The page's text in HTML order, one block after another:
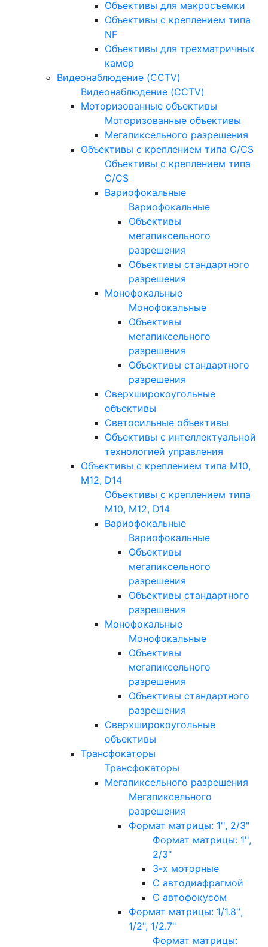
Объективы для макросъемки
Объективы с креплением типа
NF
Объективы для трехматричных
камер
Видеонаблюдение (CCTV)
Видеонаблюдение (CCTV)
Моторизованные объективы
Моторизованные объективы
Мегапиксельного разрешения
Объективы с креплением типа C/CS
Объективы с креплением типа
C/CS
Вариофокальные
Вариофокальные
Объективы
мегапиксельного
разрешения
Объективы стандартного
разрешения
Монофокальные
Монофокальные
Объективы
мегапиксельного
разрешения
Объективы стандартного
разрешения
Сверхширокоугольные
объективы
Светосильные объективы
Объективы с интеллектуальной
технологией управления
Объективы с креплением типа M10,
M12, D14
Объективы с креплением типа
M10, M12, D14
Вариофокальные
Вариофокальные
Объективы
мегапиксельного
разрешения
Объективы стандартного
разрешения
Монофокальные
Монофокальные
Объективы
мегапиксельного
разрешения
Объективы стандартного
разрешения
Сверхширокоугольные
объективы
Трансфокаторы
Трансфокаторы
Мегапиксельного разрешения
Мегапиксельного
разрешения
Формат матрицы: 1'', 2/3"
Формат матрицы: 1'',
2/3"
3-х моторные
С автодиафрагмой
С автофокусом
Формат матрицы: 1/1.8'',
1/2", 1/2.7"
Формат матрицы: